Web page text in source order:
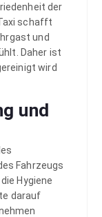
der
schafft
und
Daher ist
wird
und
Fahrzeugs
Hygiene
darauf